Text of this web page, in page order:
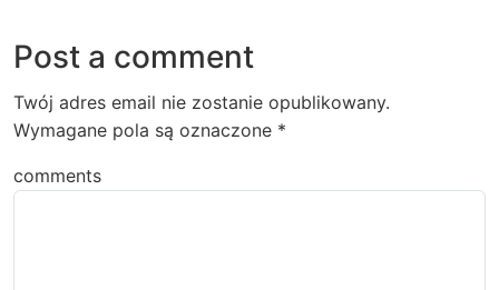
Post a comment
Twój adres email nie zostanie opublikowany.
Wymagane pola są oznaczone *
comments